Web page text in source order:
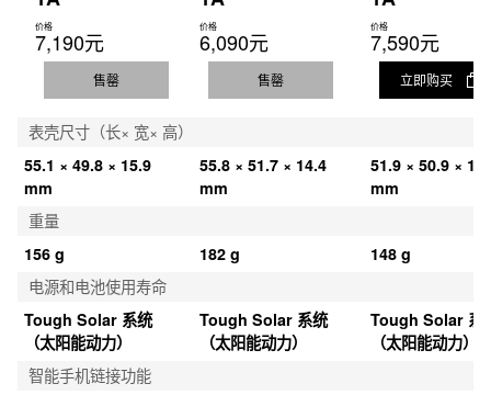
价格
7,190元
售罄
价格
6,090元
售罄
价格
7,590元
立即购买
表壳尺寸（长× 宽× 高）
55.1 × 49.8 × 15.9
mm
55.8 × 51.7 × 14.4
mm
51.9 × 50.9 ×
mm
重量
156 g
182 g
148 g
电源和电池使用寿命
Tough Solar 系统
（太阳能动力）
Tough Solar 系统
（太阳能动力）
Tough Solar 系
（太阳能动力）
智能手机链接功能